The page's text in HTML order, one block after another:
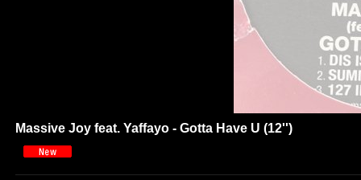
Massive Joy feat. Yaffayo - Gotta Have U (12'')